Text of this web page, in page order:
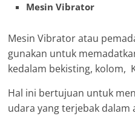
Mesin Vibrator
Mesin Vibrator atau
gunakan untuk
kedalam bekisting, kolom,
Hal ini bertujuan untuk
udara yang terjebak